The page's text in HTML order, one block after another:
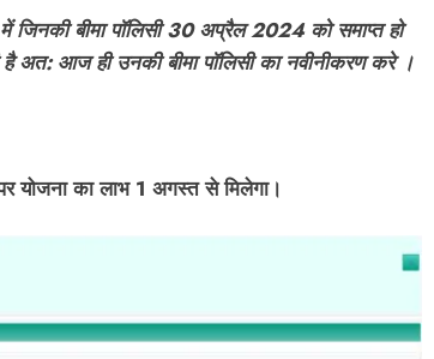
में जिनकी बीमा पॉलिसी 30 अप्रैल 2024 को समाप्त हो
है अत: आज ही उनकी बीमा पॉलिसी का नवीनीकरण करे ।
योजना का लाभ 1 अगस्त से मिलेगा।